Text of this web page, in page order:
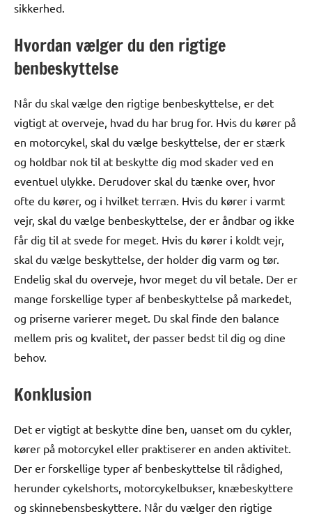
sikkerhed.
Hvordan vælger du den rigtige
benbeskyttelse
Når du skal vælge den rigtige benbeskyttelse, er det
vigtigt at overveje, hvad du har brug for. Hvis du kører på
en motorcykel, skal du vælge beskyttelse, der er stærk
og holdbar nok til at beskytte dig mod skader ved en
eventuel ulykke. Derudover skal du tænke over, hvor
ofte du kører, og i hvilket terræn. Hvis du kører i varmt
vejr, skal du vælge benbeskyttelse, der er åndbar og ikke
får dig til at svede for meget. Hvis du kører i koldt vejr,
skal du vælge beskyttelse, der holder dig varm og tør.
Endelig skal du overveje, hvor meget du vil betale. Der er
mange forskellige typer af benbeskyttelse på markedet,
og priserne varierer meget. Du skal finde den balance
mellem pris og kvalitet, der passer bedst til dig og dine
behov.
Konklusion
Det er vigtigt at beskytte dine ben, uanset om du cykler,
kører på motorcykel eller praktiserer en anden aktivitet.
Der er forskellige typer af benbeskyttelse til rådighed,
herunder cykelshorts, motorcykelbukser, knæbeskyttere
og skinnebensbeskyttere. Når du vælger den rigtige